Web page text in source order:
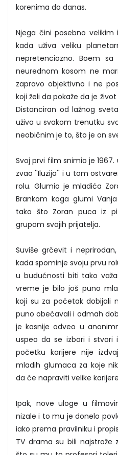
korenima do danas.
Njega čini posebno
kada uživa veliku
nepretenciozno. Boem
neurednom kosom ne
zapravo objektivno i ne
koji želi da pokaže da je
Distanciran od lažnog
uživa u svakom trenutku
neobičnim je to, što je on
Svoj prvi film snimio je 1967.
zvao ''Iluzija'' i u tom
rolu. Glumio je mladića
Brankom koga glumi
tako što Zoran puca iz
grupom svojih prijatelja.
Suviše grčevit i
kada spominje svoju prvu
u budućnosti biti tako
vreme je bilo još puno
koji su za početak dobijali
puno obećavali i odmah
je kasnije odveo u
uspeo da se izbori i stvori
početku karijere nije
mladih glumaca za koje
da će napraviti velike
Ipak, nove uloge u
nizale i to mu je donelo
iako prema pravilniku i
TV drama su bili najstrože